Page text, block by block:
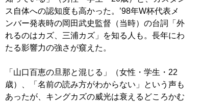
ス自体への認知度も高かった。’98年W杯代表メ
ンバー発表時の岡田武史監督（当時）の台詞「外
れるのはカズ、三浦カズ」を知る人も。長年にわ
たる影響力の強さが窺えた。
「山口百恵の旦那と混じる」（女性・学生・22
歳）、「名前の読み方がわからない」という声も
あったが、キングカズの威光は衰えるどころかむ